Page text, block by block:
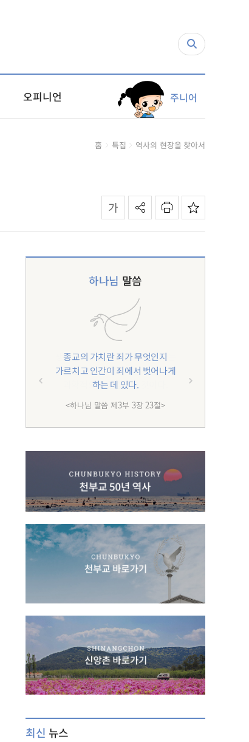
오피니언 주니어
홈 특집 역사의 현장을 찾아서
하나님 말씀
종교의 가치란 죄가 무엇인지
가르치고 인간이 죄에서 벗어나게
하는 데 있다.
<하나님 말씀 제3부 3장 23절>
최신 뉴스